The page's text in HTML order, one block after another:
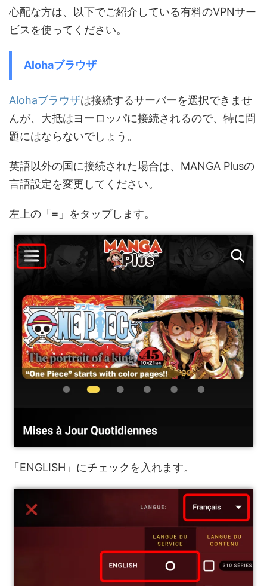
心配な方は、以下でご紹介している有料のVPNサー
ビスを使ってください。
Alohaブラウザ
Alohaブラウザは接続するサーバーを選択できませ
んが、大抵はヨーロッパに接続されるので、特に問
題にはならないでしょう。
英語以外の国に接続された場合は、MANGA Plusの
言語設定を変更してください。
左上の「≡」をタップします。
「ENGLISH」にチェックを入れます。